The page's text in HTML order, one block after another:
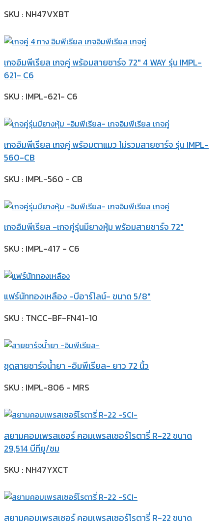
SKU : NH47VXBT
เกจอิมพีเรียล เกจคู่ พร้อมสายชาร์จ 72″ 4 WAY รุ่น IMPL-
621- C6
SKU : IMPL-621- C6
เกจอิมพีเรียล เกจคู่ พร้อมตาแมว ไม่รวมสายชาร์จ รุ่น IMPL-
560-CB
SKU : IMPL-560 - CB
เกจอิมพีเรียล -เกจคู่รุ่นมียางหุ้ม พร้อมสายชาร์จ 72″
SKU : IMPL-417 - C6
แฟร์นัททองเหลือง -บีอาร์ไลน์- ขนาด 5/8″
SKU : TNCC-BF-FN41-10
ชุดสายชาร์จน้ำยา -อิมพีเรียล- ยาว 72 นิ้ว
SKU : IMPL-806 - MRS
สยามคอมเพรสเซอร์ คอมเพรสเซอร์โรตารี่ R-22 ขนาด
29,514 บีทียู/ชม
SKU : NH47YXCT
สยามคอมเพรสเซอร์ คอมเพรสเซอร์โรตารี่ R-22 ขนาด